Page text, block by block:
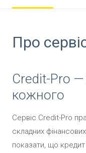
Про
Credit-Pro —
кожного
Сервіс Credit-Pro
складних
показати, що